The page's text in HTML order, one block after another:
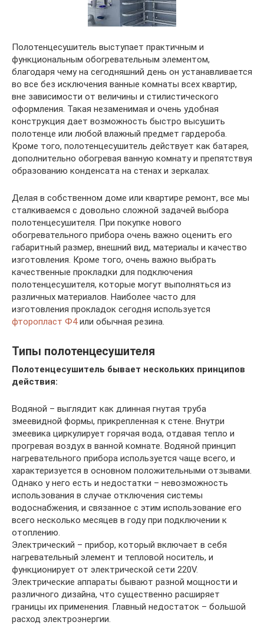
Полотенцесушитель выступает практичным и
функциональным обогревательным элементом,
благодаря чему на сегодняшний день он устанавливается
во все без исключения ванные комнаты всех квартир,
вне зависимости от величины и стилистического
оформления. Такая незаменимая и очень удобная
конструкция дает возможность быстро высушить
полотенце или любой влажный предмет гардероба.
Кроме того, полотенцесушитель действует как батарея,
дополнительно обогревая ванную комнату и препятствуя
образованию конденсата на стенах и зеркалах.
Делая в собственном доме или квартире ремонт, все мы
сталкиваемся с довольно сложной задачей выбора
полотенцесушителя. При покупке нового
обогревательного прибора очень важно оценить его
габаритный размер, внешний вид, материалы и качество
изготовления. Кроме того, очень важно выбрать
качественные прокладки для подключения
полотенцесушителя, которые могут выполняться из
различных материалов. Наиболее часто для
изготовления прокладок сегодня используется
фторопласт Ф4или обычная резина.
Типы полотенцесушителя
Полотенцесушитель бывает нескольких принципов
действия:
Водяной – выглядит как длинная гнутая труба
змеевидной формы, прикрепленная к стене. Внутри
змеевика циркулирует горячая вода, отдавая тепло и
прогревая воздух в ванной комнате. Водяной принцип
нагревательного прибора используется чаще всего, и
характеризуется в основном положительными отзывами.
Однако у него есть и недостатки – невозможность
использования в случае отключения системы
водоснабжения, и связанное с этим использование его
всего несколько месяцев в году при подключении к
отоплению.
Электрический – прибор, который включает в себя
нагревательный элемент и тепловой носитель, и
функционирует от электрической сети 220V.
Электрические аппараты бывают разной мощности и
различного дизайна, что существенно расширяет
границы их применения. Главный недостаток – большой
расход электроэнергии.